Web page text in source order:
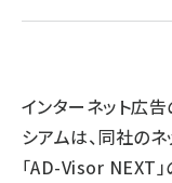
インターネット広告
シアムは、同社の
「AD-Visor NEXT